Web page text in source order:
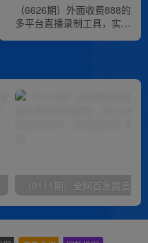
（6626期）外面收费888的
多平台直播录制工具，实时